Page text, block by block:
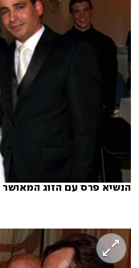
הנשיא פרס עם הזוג המאושר